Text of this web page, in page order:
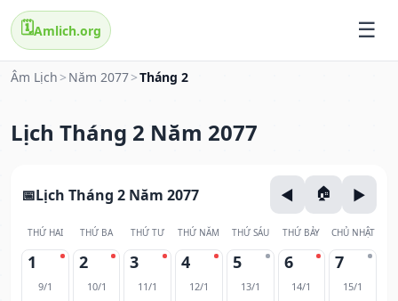
🗓️Amlich.org
Âm Lịch > Năm 2077>Tháng 2
Lịch Tháng 2 Năm 2077
Lịch Tháng 2 Năm 2077
THỨ HAI THỨ BA THỨ TƯ THỨ NĂM THỨ SÁU THỨ BẢY CHỦ NHẬT
1
9/1
2
10/1
3
11/1
4
12/1
5
13/1
6
14/1
7
15/1